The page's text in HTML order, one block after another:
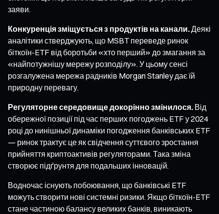
заяви.
Конкуренція зміщується з продуктів на канали.Деякі
аналітики стверджують, що MSBT переведе ринок
біткоїн-ETF від боротьби «хто перший» до змагання за
«найпотужнішу мережу розподілу». У цьому сенсі
розгалужена мережа радників Morgan Stanley дає їй
природну перевагу.
Регуляторне середовище докорінно змінилося. Від
обережної позиції під час перших погоджень ETF у 2024
році до нинішньої динаміки погодження банківських ETF
— ринок трактує це як свідчення суттєвого зростання
прийняття криптоактивів регуляторами. Така зміна
створює підґрунтя для подальших інновацій.
Водночас існують побоювання, що банківські ETF
можуть створити нові системні ризики. Якщо біткоїн-ETF
стане частиною балансу великих банків, виникають